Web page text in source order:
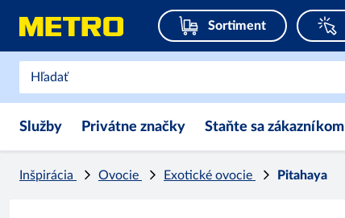
Sortiment
Služby Privátne značky Staňte sa zákazníkom
Inšpirácia Ovocie Exotické ovocie Pitahaya